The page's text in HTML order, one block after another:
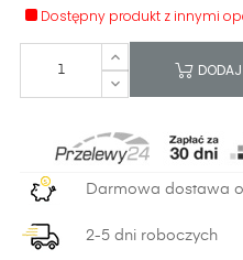
Dostępny produkt z innymi
Darmowa dostawa
2-5 dni roboczych